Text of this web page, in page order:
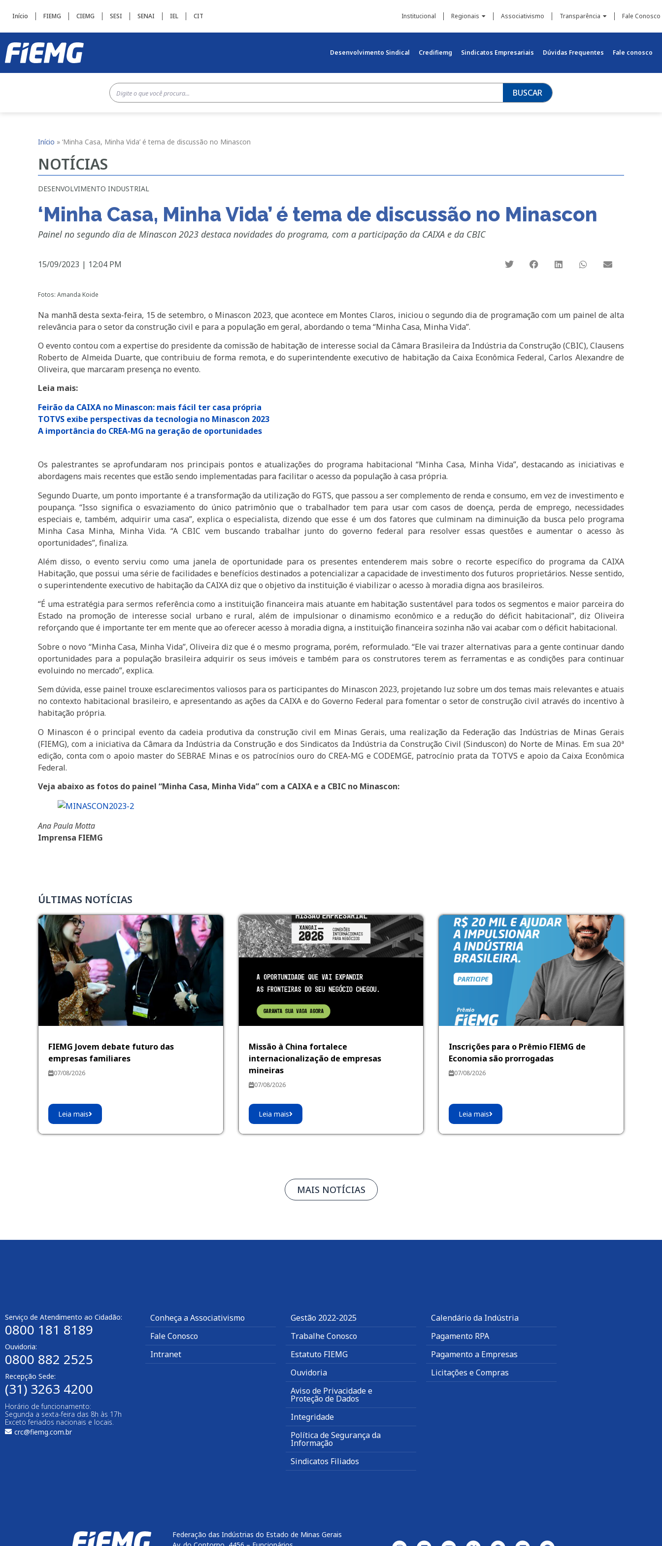
Início FIEMG CIEMG SESI SENAI IEL CIT Institucional Regionais Associativismo Transparência Fale Conosco
Desenvolvimento Sindical Credifiemg Sindicatos Empresariais Dúvidas Frequentes Fale conosco
BUSCAR
Início »‘Minha Casa, Minha Vida’ é tema de discussão no Minascon
NOTÍCIAS
DESENVOLVIMENTO INDUSTRIAL
‘Minha Casa, Minha Vida’ é tema de discussão no Minascon
Painel no segundo dia de Minascon 2023 destaca novidades do programa, com a participação da CAIXA e da CBIC
15/09/2023 | 12:04 PM
Fotos: Amanda Koide
Na manhã desta sexta-feira, 15 de setembro, o Minascon 2023, que acontece em Montes Claros, iniciou o segundo dia de programação com um painel de alta
relevância para o setor da construção civil e para a população em geral, abordando o tema “Minha Casa, Minha Vida”.
O evento contou com a expertise do presidente da comissão de habitação de interesse social da Câmara Brasileira da Indústria da Construção (CBIC), Clausens
Roberto de Almeida Duarte, que contribuiu de forma remota, e do superintendente executivo de habitação da Caixa Econômica Federal, Carlos Alexandre de
Oliveira, que marcaram presença no evento.
Leia mais:
Feirão da CAIXA no Minascon: mais fácil ter casa própria
TOTVS exibe perspectivas da tecnologia no Minascon 2023
A importância do CREA-MG na geração de oportunidades
Os palestrantes se aprofundaram nos principais pontos e atualizações do programa habitacional “Minha Casa, Minha Vida”, destacando as iniciativas e
abordagens mais recentes que estão sendo implementadas para facilitar o acesso da população à casa própria.
Segundo Duarte, um ponto importante é a transformação da utilização do FGTS, que passou a ser complemento de renda e consumo, em vez de investimento e
poupança. “Isso significa o esvaziamento do único patrimônio que o trabalhador tem para usar com casos de doença, perda de emprego, necessidades
especiais e, também, adquirir uma casa”, explica o especialista, dizendo que esse é um dos fatores que culminam na diminuição da busca pelo programa
Minha Casa Minha, Minha Vida. “A CBIC vem buscando trabalhar junto do governo federal para resolver essas questões e aumentar o acesso às
oportunidades”, finaliza.
Além disso, o evento serviu como uma janela de oportunidade para os presentes entenderem mais sobre o recorte específico do programa da CAIXA
Habitação, que possui uma série de facilidades e benefícios destinados a potencializar a capacidade de investimento dos futuros proprietários. Nesse sentido,
o superintendente executivo de habitação da CAIXA diz que o objetivo da instituição é viabilizar o acesso à moradia digna aos brasileiros.
“É uma estratégia para sermos referência como a instituição financeira mais atuante em habitação sustentável para todos os segmentos e maior parceira do
Estado na promoção de interesse social urbano e rural, além de impulsionar o dinamismo econômico e a redução do déficit habitacional”, diz Oliveira
reforçando que é importante ter em mente que ao oferecer acesso à moradia digna, a instituição financeira sozinha não vai acabar com o déficit habitacional.
Sobre o novo “Minha Casa, Minha Vida”, Oliveira diz que é o mesmo programa, porém, reformulado. “Ele vai trazer alternativas para a gente continuar dando
oportunidades para a população brasileira adquirir os seus imóveis e também para os construtores terem as ferramentas e as condições para continuar
evoluindo no mercado”, explica.
Sem dúvida, esse painel trouxe esclarecimentos valiosos para os participantes do Minascon 2023, projetando luz sobre um dos temas mais relevantes e atuais
no contexto habitacional brasileiro, e apresentando as ações da CAIXA e do Governo Federal para fomentar o setor de construção civil através do incentivo à
habitação própria.
O Minascon é o principal evento da cadeia produtiva da construção civil em Minas Gerais, uma realização da Federação das Indústrias de Minas Gerais
(FIEMG), com a iniciativa da Câmara da Indústria da Construção e dos Sindicatos da Indústria da Construção Civil (Sinduscon) do Norte de Minas. Em sua 20ª
edição, conta com o apoio master do SEBRAE Minas e os patrocínios ouro do CREA-MG e CODEMGE, patrocínio prata da TOTVS e apoio da Caixa Econômica
Federal.
Veja abaixo as fotos do painel “Minha Casa, Minha Vida” com a CAIXA e a CBIC no Minascon:
Ana Paula Motta
Imprensa FIEMG
ÚLTIMAS NOTÍCIAS
FIEMG Jovem debate futuro das
empresas familiares
07/08/2026
Leia mais
Missão à China fortalece
internacionalização de empresas
mineiras
07/08/2026
Leia mais
Inscrições para o Prêmio FIEMG de
Economia são prorrogadas
07/08/2026
Leia mais
MAIS NOTÍCIAS
Serviço de Atendimento ao Cidadão:
0800 181 8189
Ouvidoria:
0800 882 2525
Recepção Sede:
(31) 3263 4200
Horário de funcionamento:
Segunda a sexta-feira das 8h às 17h
Exceto feriados nacionais e locais.
crc@fiemg.com.br
Conheça a Associativismo
Fale Conosco
Intranet
Gestão 2022-2025
Trabalhe Conosco
Estatuto FIEMG
Ouvidoria
Aviso de Privacidade e
Proteção de Dados
Integridade
Política de Segurança da
Informação
Sindicatos Filiados
Calendário da Indústria
Pagamento RPA
Pagamento a Empresas
Licitações e Compras
Federação das Indústrias do Estado de Minas Gerais